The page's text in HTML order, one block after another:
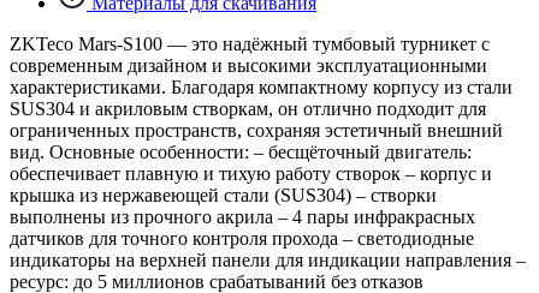
ZKTeco Mars-S100 — это надёжный тумбовый турникет с
современным дизайном и высокими эксплуатационными
характеристиками. Благодаря компактному корпусу из стали
SUS304 и акриловым створкам, он отлично подходит для
ограниченных пространств, сохраняя эстетичный внешний
вид. Основные особенности: – бесщёточный двигатель:
обеспечивает плавную и тихую работу створок – корпус и
крышка из нержавеющей стали (SUS304) – створки
выполнены из прочного акрила – 4 пары инфракрасных
датчиков для точного контроля прохода – светодиодные
индикаторы на верхней панели для индикации направления –
ресурс: до 5 миллионов срабатываний без отказов